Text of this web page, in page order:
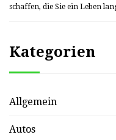
schaffen, die Sie ein Leben
Kategorien
Allgemein
Autos